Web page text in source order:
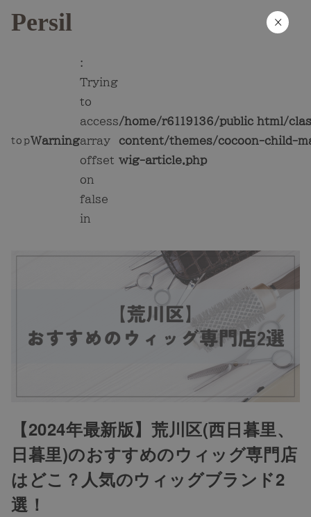
Persil
topWarning
:
Trying
to
access
array
offset
on
false
in
/home/r6119136/public_html/
content/themes/cocoon-child-
wig-article.php
【2024年最新版】荒川区(西日暮里、
日暮里)のおすすめのウィッグ専門店
はどこ？人気のウィッグブランド2
選！
×